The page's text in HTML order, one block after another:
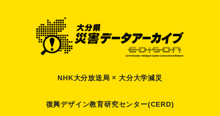
NHK大分放送局 × 大分大学減災
復興デザイン教育研究センター(CERD)